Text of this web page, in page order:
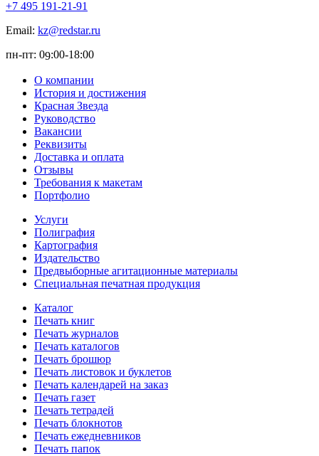
+7 495 191-21-91
Email: kz@redstar.ru
пн-пт: 09:00-18:00
О компании
История и достижения
Красная Звезда
Руководство
Вакансии
Реквизиты
Доставка и оплата
Отзывы
Требования к макетам
Портфолио
Услуги
Полиграфия
Картография
Издательство
Предвыборные агитационные материалы
Специальная печатная продукция
Каталог
Печать книг
Печать журналов
Печать каталогов
Печать брошюр
Печать листовок и буклетов
Печать календарей на заказ
Печать газет
Печать тетрадей
Печать блокнотов
Печать ежедневников
Печать папок